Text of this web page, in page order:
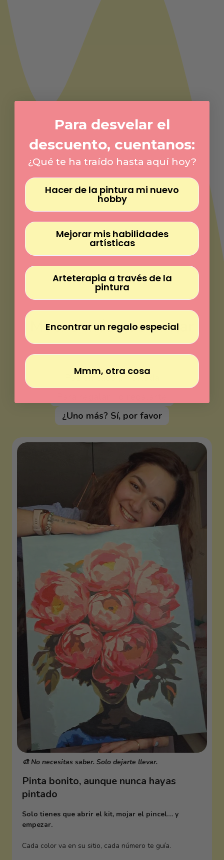
Mucho más que pintar
Pinta sin experiencia
Paz en cada pincelada
¿Uno más? Sí, por favor
🎨 No necesitas saber. Solo dejarte llevar.
Pinta bonito, aunque nunca hayas
pintado
Solo tienes que abrir el kit, mojar el pincel… y
empezar.
Cada color va en su sitio, cada número te guía.
Para desvelar el
descuento, cuentanos:
¿Qué te ha traído hasta aquí hoy?
Hacer de la pintura mi nuevo
hobby
Mejorar mis habilidades
artísticas
Arteterapia a través de la
pintura
Encontrar un regalo especial
Mmm, otra cosa